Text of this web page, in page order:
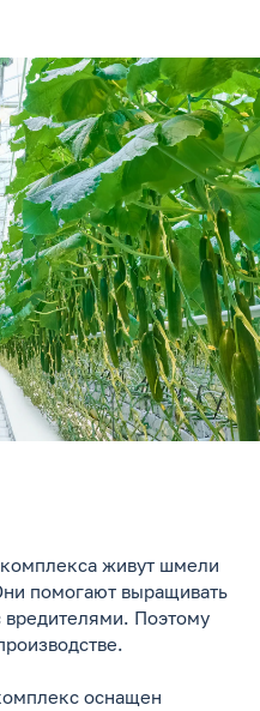
комплекса живут шмели
помогают выращивать
вредителями. Поэтому
оснащен